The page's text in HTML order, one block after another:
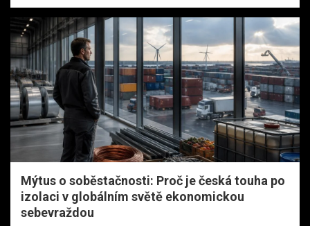
Mýtus o soběstačnosti: Proč je česká touha po
izolaci v globálním světě ekonomickou
sebevraždou